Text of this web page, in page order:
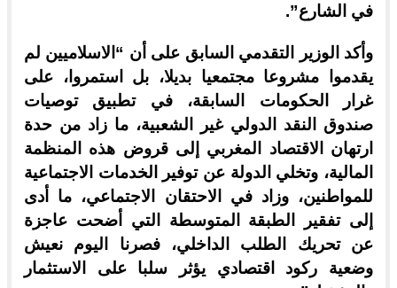
في الشارع”.
وأكد الوزير التقدمي السابق على أن “الاسلاميين لم
يقدموا مشروعا مجتمعيا بديلا، بل استمروا، على
غرار الحكومات السابقة، في تطبيق توصيات
صندوق النقد الدولي غير الشعبية، ما زاد من حدة
ارتهان الاقتصاد المغربي إلى قروض هذه المنظمة
المالية، وتخلي الدولة عن توفير الخدمات الاجتماعية
للمواطنين، وزاد في الاحتقان الاجتماعي، ما أدى
إلى تفقير الطبقة المتوسطة التي أضحت عاجزة
عن تحريك الطلب الداخلي، فصرنا اليوم نعيش
وضعية ركود اقتصادي يؤثر سلبا على الاستثمار